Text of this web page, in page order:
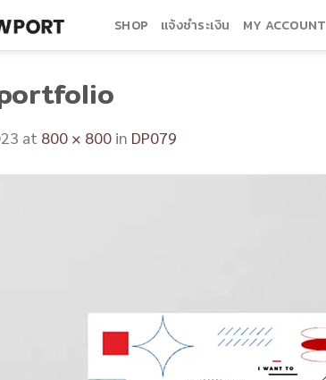
SHOP แจ้งชำระเงิน MY ACCOUNT
at 800 × 800 in DP079